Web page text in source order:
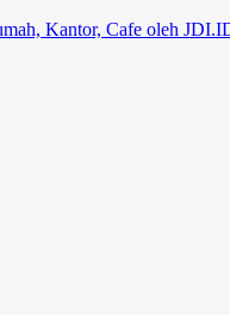
Kantor, Cafe oleh